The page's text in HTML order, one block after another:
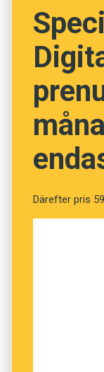
närmare
Gästrikland
förekommer i
allt i Tröndelag.
Därefter pris